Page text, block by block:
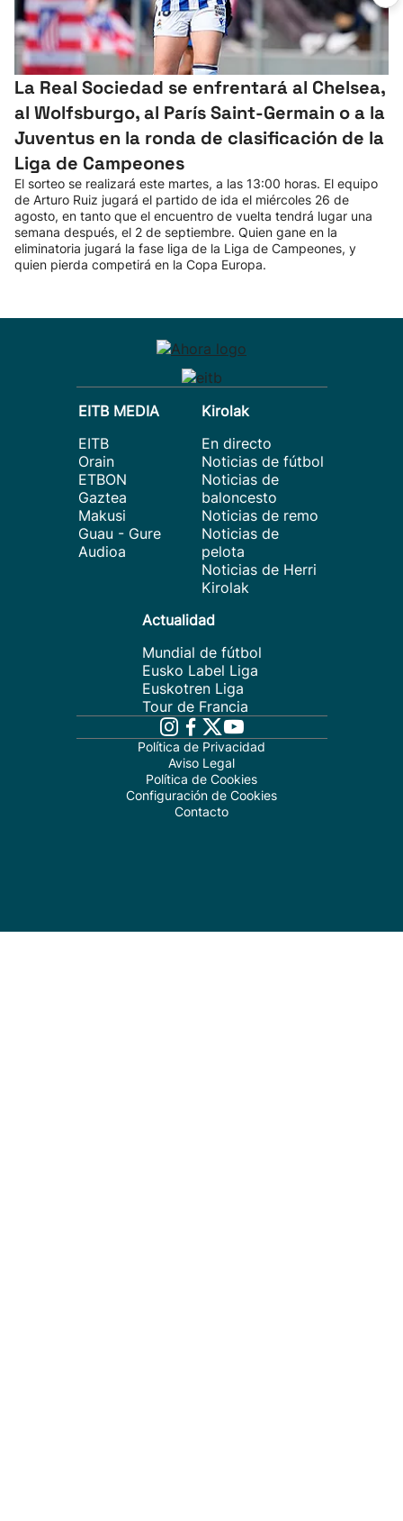
La Real Sociedad se enfrentará al Chelsea,
al Wolfsburgo, al París Saint-Germain o a la
Juventus en la ronda de clasificación de la
Liga de Campeones
El sorteo se realizará este martes, a las 13:00 horas. El equipo
de Arturo Ruiz jugará el partido de ida el miércoles 26 de
agosto, en tanto que el encuentro de vuelta tendrá lugar una
semana después, el 2 de septiembre. Quien gane en la
eliminatoria jugará la fase liga de la Liga de Campeones, y
quien pierda competirá en la Copa Europa.
EITB MEDIA
EITB
Orain
ETBON
Gaztea
Makusi
Guau - Gure
Audioa
Kirolak
En directo
Noticias de fútbol
Noticias de
baloncesto
Noticias de remo
Noticias de
pelota
Noticias de Herri
Kirolak
Actualidad
Mundial de fútbol
Eusko Label Liga
Euskotren Liga
Tour de Francia
Política de Privacidad
Aviso Legal
Política de Cookies
Configuración de Cookies
Contacto